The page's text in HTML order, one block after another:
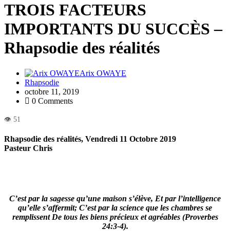
TROIS FACTEURS
IMPORTANTS DU SUCCÈS –
Rhapsodie des réalités
Arix OWAYE
Rhapsodie
octobre 11, 2019
0 Comments
Rhapsodie des réalités, Vendredi 11 Octobre 2019
Pasteur Chris
C’est par la sagesse qu’une maison s’élève, Et par l’intelligence
qu’elle s’affermit; C’est par la science que les chambres se
remplissent De tous les biens précieux et agréables (Proverbes
24:3-4).